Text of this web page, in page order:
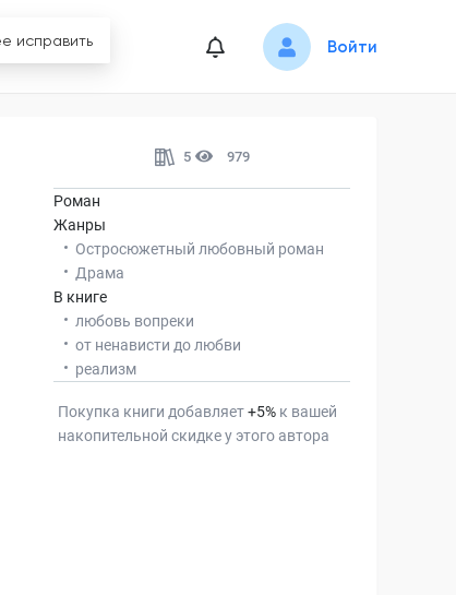
Войти
5 979
Роман
Жанры
Остросюжетный любовный роман
Драма
В книге
любовь вопреки
от ненависти до любви
реализм
Покупка книги добавляет+5% к вашей
накопительной скидке у этого автора